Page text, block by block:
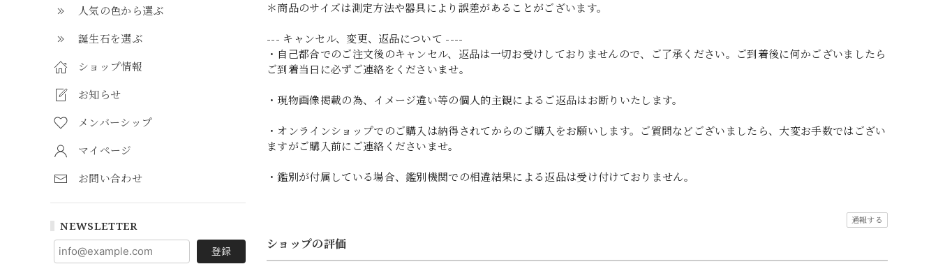
人気の色から選ぶ
誕生石を選ぶ
ショップ情報
お知らせ
メンバーシップ
マイページ
お問い合わせ
NEWSLETTER
登録
＊商品のサイズは測定方法や器具により誤差があることがございます。
--- キャンセル、変更、返品について ----
・自己都合でのご注文後のキャンセル、返品は一切お受けしておりませんので、ご了承ください。ご到着後に何かございましたら
ご到着当日に必ずご連絡をくださいませ。
・現物画像掲載の為、イメージ違い等の個人的主観によるご返品はお断りいたします。
・オンラインショップでのご購入は納得されてからのご購入をお願いします。ご質問などございましたら、大変お手数ではござい
ますがご購入前にご連絡くださいませ。
・鑑別が付属している場合、鑑別機関での相違結果による返品は受け付けておりません。
通報する
ショップの評価